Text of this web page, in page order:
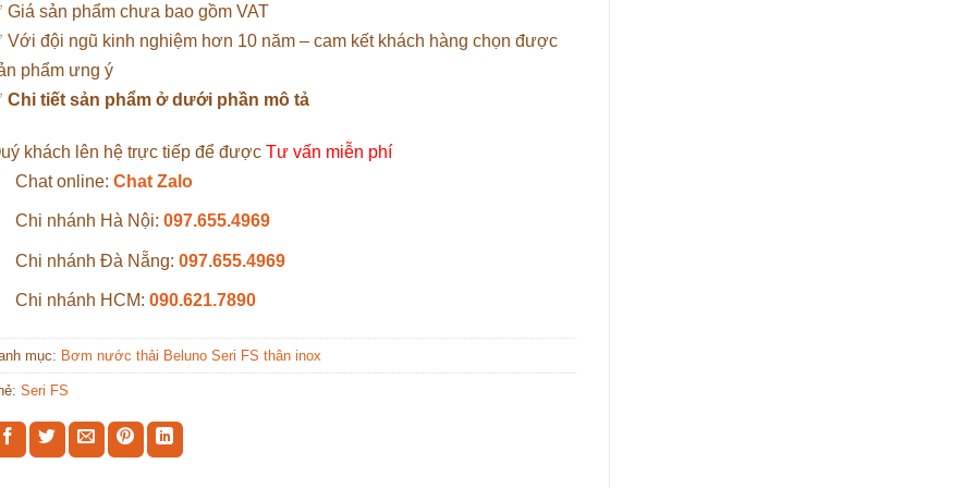
Giá sản phẩm chưa bao gồm VAT
Với đội ngũ kinh nghiệm hơn 10 năm – cam kết khách hàng chọn được
phẩm ưng ý
Chi tiết sản phẩm ở dưới phần mô tả
khách lên hệ trực tiếp để đượcTư vấn miễn phí
Chat online: Chat Zalo
Chi nhánh Hà Nội: 097.655.4969
Chi nhánh Đà Nẵng: 097.655.4969
Chi nhánh HCM: 090.621.7890
mục: Bơm nước thải Beluno Seri FS thân inox
Seri FS